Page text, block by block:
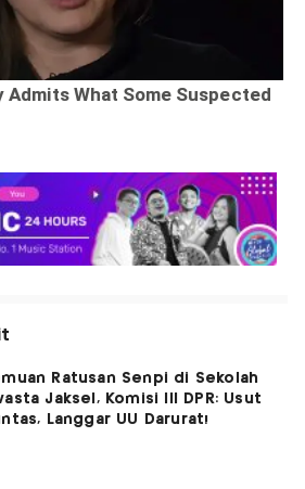
Ratusan Senpi di Sekolah
Jaksel, Komisi III DPR: Usut
Langgar UU Darurat!